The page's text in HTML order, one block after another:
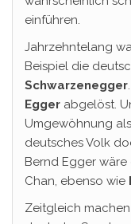
einführen.
Jahrzehntelang
Beispiel die
Schwarzenegger
Egger abgelöst.
Umgewöhnung
deutsches Volk
Bernd Egger wäre
Chan, ebenso wie
Zeitgleich